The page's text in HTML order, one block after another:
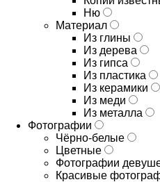
Ню
Материал
Из глины
Из дерева
Из гипса
Из пластика
Из керамики
Из меди
Из металла
Фотографии
Чёрно-белые
Цветные
Фотографии
Красивые